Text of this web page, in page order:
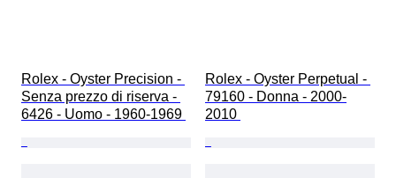
Rolex - Oyster Precision -
Senza prezzo di riserva -
6426 - Uomo - 1960-1969
Rolex - Oyster Perpetual -
79160 - Donna - 2000-
2010